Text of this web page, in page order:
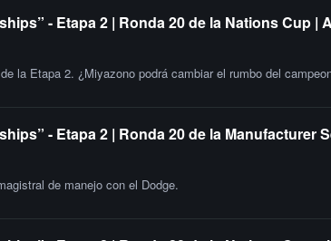
- Etapa 2 | Ronda 20 de la Nations Cup |
la Etapa 2. ¿Miyazono podrá cambiar el rumbo del
- Etapa 2 | Ronda 20 de la Manufacturer
de manejo con el Dodge.